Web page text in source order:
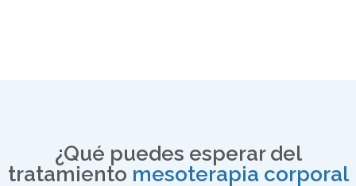
¿Qué puedes esperar del
tratamiento mesoterapia corporal